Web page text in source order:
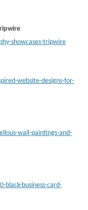
showcases-tripwire
website-designs-for-
wall-paintings-and-
business-card-